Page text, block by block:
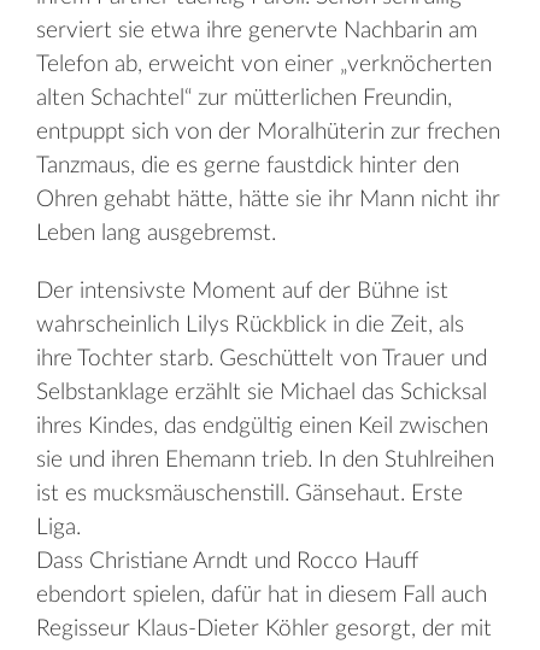
serviert sie etwa ihre genervte Nachbarin am
Telefon ab, erweicht von einer „verknöcherten
alten Schachtel“ zur mütterlichen Freundin,
entpuppt sich von der Moralhüterin zur frechen
Tanzmaus, die es gerne faustdick hinter den
Ohren gehabt hätte, hätte sie ihr Mann nicht ihr
Leben lang ausgebremst.
Der intensivste Moment auf der Bühne ist
wahrscheinlich Lilys Rückblick in die Zeit, als
ihre Tochter starb. Geschüttelt von Trauer und
Selbstanklage erzählt sie Michael das Schicksal
ihres Kindes, das endgültig einen Keil zwischen
sie und ihren Ehemann trieb. In den Stuhlreihen
ist es mucksmäuschenstill. Gänsehaut. Erste
Liga.
Dass Christiane Arndt und Rocco Hauff
ebendort spielen, dafür hat in diesem Fall auch
Regisseur Klaus-Dieter Köhler gesorgt, der mit